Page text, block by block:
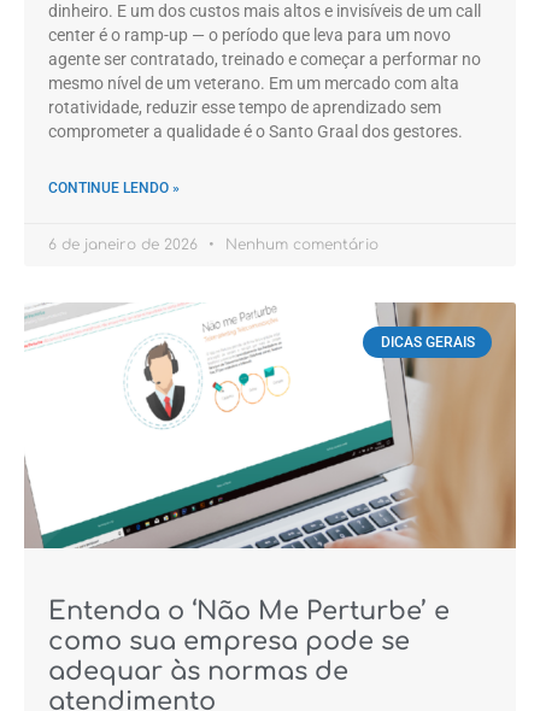
dinheiro. E um dos custos mais altos e invisíveis de um call
center é o ramp-up — o período que leva para um novo
agente ser contratado, treinado e começar a performar no
mesmo nível de um veterano. Em um mercado com alta
rotatividade, reduzir esse tempo de aprendizado sem
comprometer a qualidade é o Santo Graal dos gestores.
CONTINUE LENDO »
6 de janeiro de 2026 Nenhum comentário
DICAS GERAIS
Entenda o ‘Não Me Perturbe’ e
como sua empresa pode se
adequar às normas de
atendimento